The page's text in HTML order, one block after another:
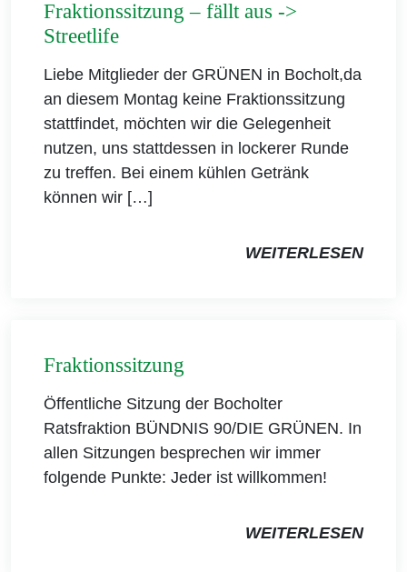
Fraktionssitzung – fällt aus ->
Streetlife
Liebe Mitglieder der GRÜNEN in Bocholt,da
an diesem Montag keine Fraktionssitzung
stattfindet, möchten wir die Gelegenheit
nutzen, uns stattdessen in lockerer Runde
zu treffen. Bei einem kühlen Getränk
können wir […]
WEITERLESEN
Fraktionssitzung
Öffentliche Sitzung der Bocholter
Ratsfraktion BÜNDNIS 90/DIE GRÜNEN. In
allen Sitzungen besprechen wir immer
folgende Punkte: Jeder ist willkommen!
WEITERLESEN